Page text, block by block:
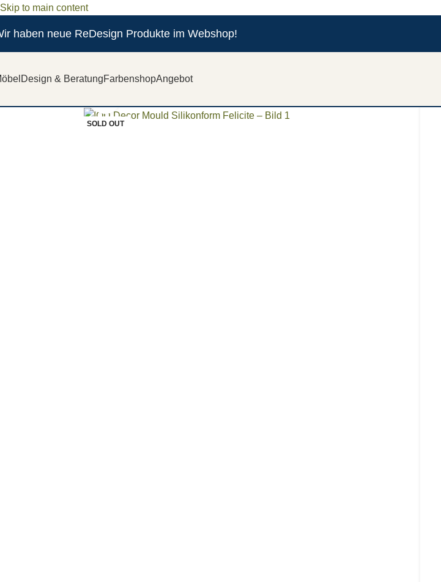
Skip to main content
haben neue ReDesign Produkte im Webshop!
Design & BeratungFarbenshopAngebot
SOLD OUT